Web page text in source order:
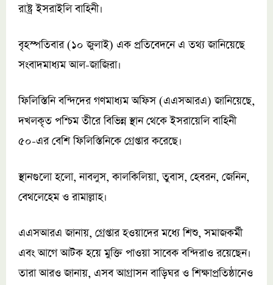
রাষ্ট্র ইসরাইলি বাহিনী।
বৃহস্পতিবার (১০ জুলাই) এক প্রতিবেদনে এ তথ্য জানিয়েছে
সংবাদমাধ্যম আল-জাজিরা।
ফিলিস্তিনি বন্দিদের গণমাধ্যম অফিস (এএসআরএ) জানিয়েছে,
দখলকৃত পশ্চিম তীরে বিভিন্ন স্থান থেকে ইসরায়েলি বাহিনী
৫০-এর বেশি ফিলিস্তিনিকে গ্রেপ্তার করেছে।
স্থানগুলো হলো, নাবলুস, কালকিলিয়া, তুবাস, হেবরন, জেনিন,
বেথলেহেম ও রামাল্লাহ।
এএসআরএ জানায়, গ্রেপ্তার হওয়াদের মধ্যে শিশু, সমাজকর্মী
এবং আগে আটক হয়ে মুক্তি পাওয়া সাবেক বন্দিরাও রয়েছেন।
তারা আরও জানায়, এসব আগ্রাসন বাড়িঘর ও শিক্ষাপ্রতিষ্ঠানেও